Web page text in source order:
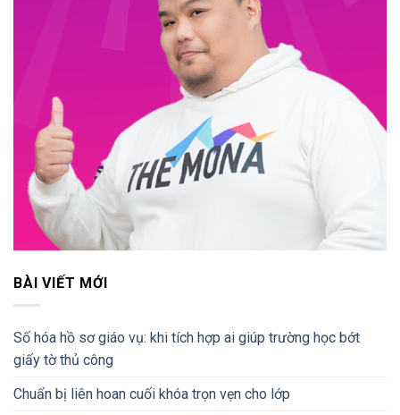
BÀI VIẾT MỚI
Số hóa hồ sơ giáo vụ: khi tích hợp ai giúp trường học bớt
giấy tờ thủ công
Chuẩn bị liên hoan cuối khóa trọn vẹn cho lớp